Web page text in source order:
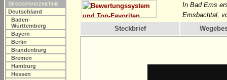
Streckenverzeichnis
Deutschland
Baden-
Württemberg
Bayern
Berlin
Brandenburg
Bremen
Hamburg
Hessen
In Bad Ems
Emsbachtal,
Steckbrief